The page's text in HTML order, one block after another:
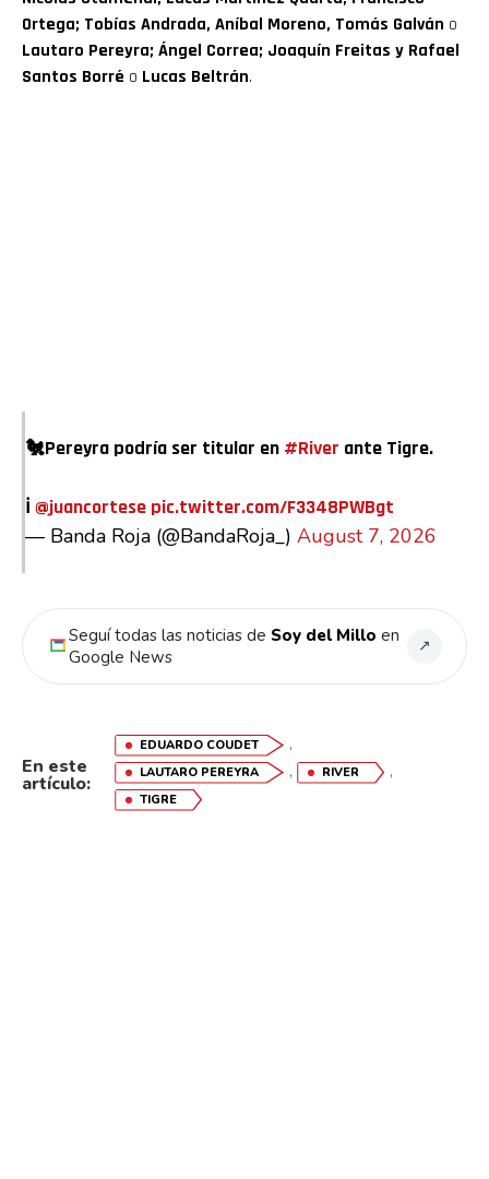
Ortega; Tobías Andrada, Aníbal Moreno, Tomás Galván o
Lautaro Pereyra; Ángel Correa; Joaquín Freitas y Rafael
Santos Borré o Lucas Beltrán.
🐔Pereyra podría ser titular en #River ante Tigre.
ℹ️ @juancortese pic.twitter.com/F3348PWBgt
— Banda Roja (@BandaRoja_) August 7, 2026
Seguí todas las noticias de Soy del Millo en
Google News
↗
En este
artículo:
EDUARDO COUDET ,
LAUTARO PEREYRA , RIVER ,
TIGRE